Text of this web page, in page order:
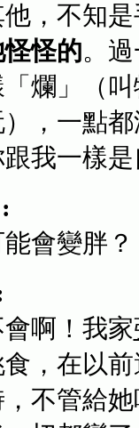
，不知
怪的。
爛」（
，一點
我一樣是
會變胖？
啊！我家
，在以
，不管給